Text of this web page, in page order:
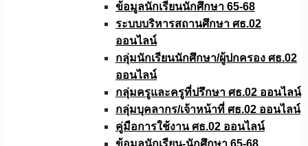
ข้อมูลนักเรียนนักศึกษา 65-68
ระบบบริหารสถานศึกษา ศธ.02
ออนไลน์
กลุ่มนักเรียนนักศึกษา/ผู้ปกครอง ศธ.02
ออนไลน์
กลุ่มครูและครูที่ปรึกษา ศธ.02 ออนไลน์
กลุ่มบุคลากร/เจ้าหน้าที่ ศธ.02 ออนไลน์
คู่มือการใช้งาน ศธ.02 ออนไลน์
ข้อมูลนักเรียน-นักศึกษา 65-68